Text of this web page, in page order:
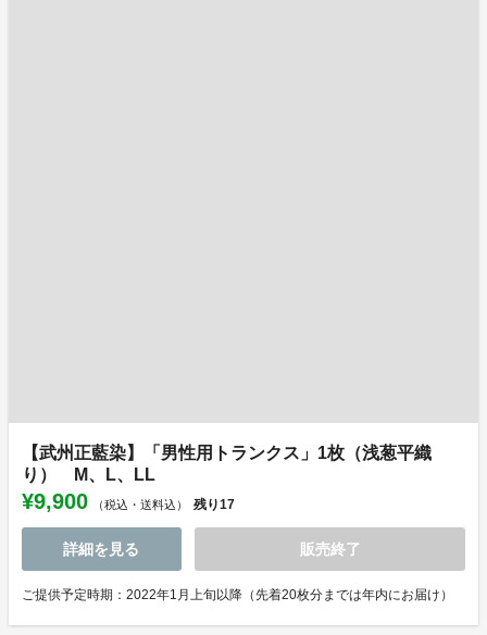
【武州正藍染】「男性用トランクス」1枚（浅葱平織
り） M、L、LL
¥9,900 （税込・送料込） 残り17
詳細を見る 販売終了
ご提供予定時期：2022年1月上旬以降（先着20枚分までは年内にお届け）